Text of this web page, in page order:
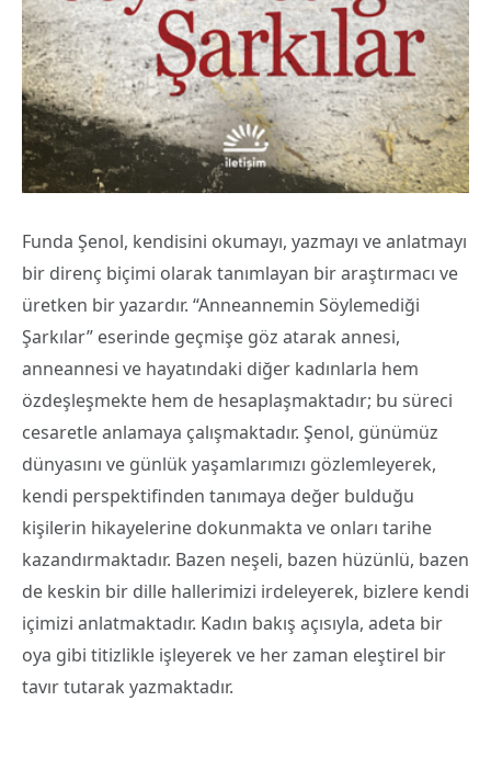
Funda Şenol, kendisini okumayı, yazmayı ve anlatmayı
bir direnç biçimi olarak tanımlayan bir araştırmacı ve
üretken bir yazardır. “Anneannemin Söylemediği
Şarkılar” eserinde geçmişe göz atarak annesi,
anneannesi ve hayatındaki diğer kadınlarla hem
özdeşleşmekte hem de hesaplaşmaktadır; bu süreci
cesaretle anlamaya çalışmaktadır. Şenol, günümüz
dünyasını ve günlük yaşamlarımızı gözlemleyerek,
kendi perspektifinden tanımaya değer bulduğu
kişilerin hikayelerine dokunmakta ve onları tarihe
kazandırmaktadır. Bazen neşeli, bazen hüzünlü, bazen
de keskin bir dille hallerimizi irdeleyerek, bizlere kendi
içimizi anlatmaktadır. Kadın bakış açısıyla, adeta bir
oya gibi titizlikle işleyerek ve her zaman eleştirel bir
tavır tutarak yazmaktadır.